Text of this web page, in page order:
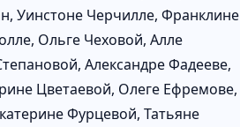
Уинстоне Черчилле, Франклине
Ольге Чеховой, Алле
Александре Фадееве,
Цветаевой, Олеге Ефремове,
Фурцевой, Татьяне